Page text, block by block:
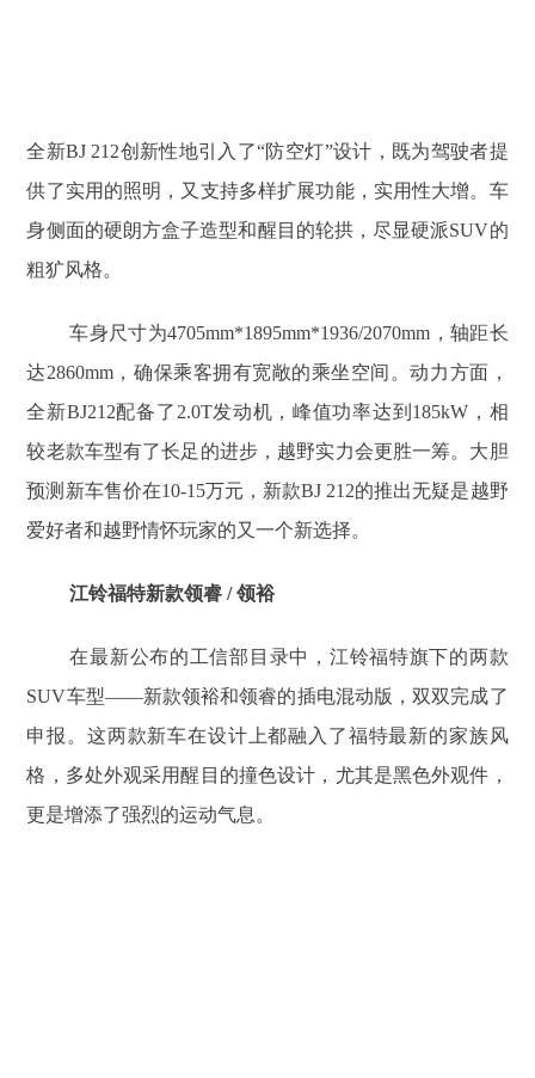
全新BJ 212创新性地引入了“防空灯”设计，既为驾驶者提
供了实用的照明，又支持多样扩展功能，实用性大增。车
身侧面的硬朗方盒子造型和醒目的轮拱，尽显硬派SUV的
粗犷风格。
车身尺寸为4705mm*1895mm*1936/2070mm，轴距长
达2860mm，确保乘客拥有宽敞的乘坐空间。动力方面，
全新BJ212配备了2.0T发动机，峰值功率达到185kW，相
较老款车型有了长足的进步，越野实力会更胜一筹。大胆
预测新车售价在10-15万元，新款BJ 212的推出无疑是越野
爱好者和越野情怀玩家的又一个新选择。
江铃福特新款领睿 / 领裕
在最新公布的工信部目录中，江铃福特旗下的两款
SUV车型——新款领裕和领睿的插电混动版，双双完成了
申报。这两款新车在设计上都融入了福特最新的家族风
格，多处外观采用醒目的撞色设计，尤其是黑色外观件，
更是增添了强烈的运动气息。